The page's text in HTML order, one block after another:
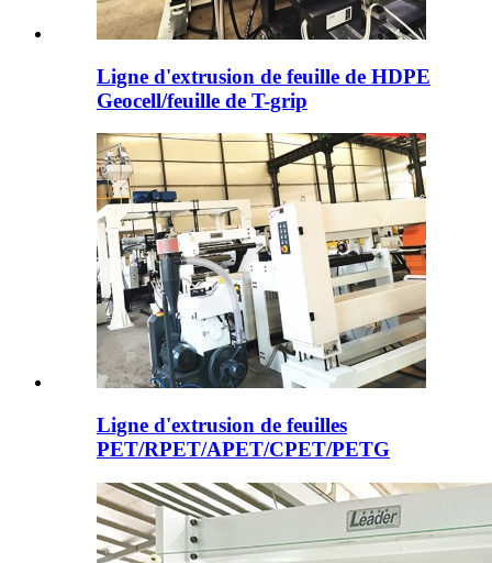
Ligne d'extrusion de feuille de HDPE
Geocell/feuille de T-grip
Ligne d'extrusion de feuilles
PET/RPET/APET/CPET/PETG